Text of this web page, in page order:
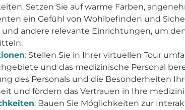
Setzen Sie auf warme Farben,
ein Gefühl von Wohlbefinden und
andere relevante Einrichtungen, um
:Stellen Sie in Ihrer virtuellen Tour
und das medizinische Personal
des Personals und die Besonderheiten
und fördern das Vertrauen in Ihre
:Bauen Sie Möglichkeiten zur